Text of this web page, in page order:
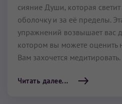
сияние Души, которая
оболочку и за её пределы.
упражнений возвышает вас
котором вы може­те оценить
Вам захочется медитировать.
Читать далее...